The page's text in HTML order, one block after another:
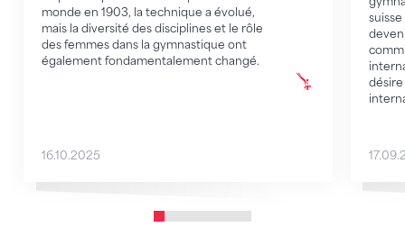
monde en 1903, la technique a évolué,
mais la diversité des disciplines et le rôle
des femmes dans la gymnastique ont
également fondamentalement changé.
16.10.2025